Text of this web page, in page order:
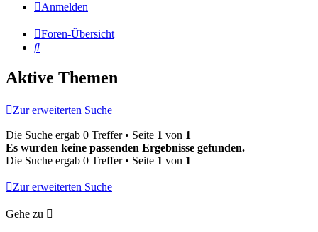
Anmelden
Foren-Übersicht
Suche
Aktive Themen
Zur erweiterten Suche
Die Suche ergab 0 Treffer • Seite 1 von 1
Es wurden keine passenden Ergebnisse gefunden.
Die Suche ergab 0 Treffer • Seite 1 von 1
Zur erweiterten Suche
Gehe zu